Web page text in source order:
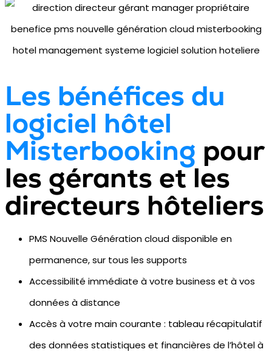
Les bénéfices du
logiciel hôtel
Misterbooking pour
les gérants et les
directeurs hôteliers
PMS Nouvelle Génération cloud disponible en
permanence, sur tous les supports
Accessibilité immédiate à votre business et à vos
données à distance
Accès à votre main courante : tableau récapitulatif
des données statistiques et financières de l’hôtel à